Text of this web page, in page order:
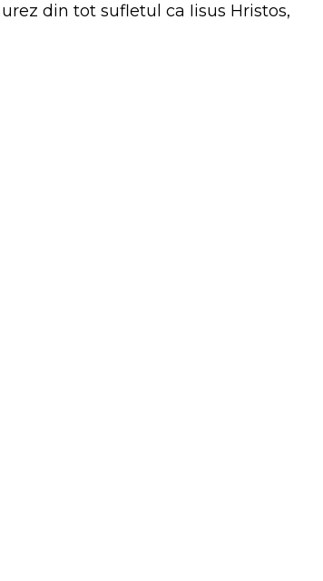
din tot sufletul ca Iisus Hristos,